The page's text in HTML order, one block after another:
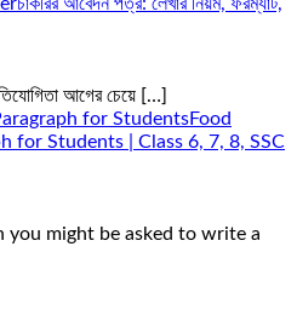
আগের চেয়ে […]
Food
for Students | Class 6, 7, 8, SSC
you might be asked to write a